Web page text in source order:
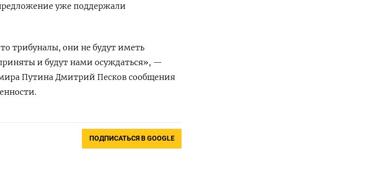
уже поддержали
трибуналы, они не будут иметь
и будут нами осуждаться», —
Путина Дмитрий Песков сообщения
ПОДПИСАТЬСЯ В GOOGLE